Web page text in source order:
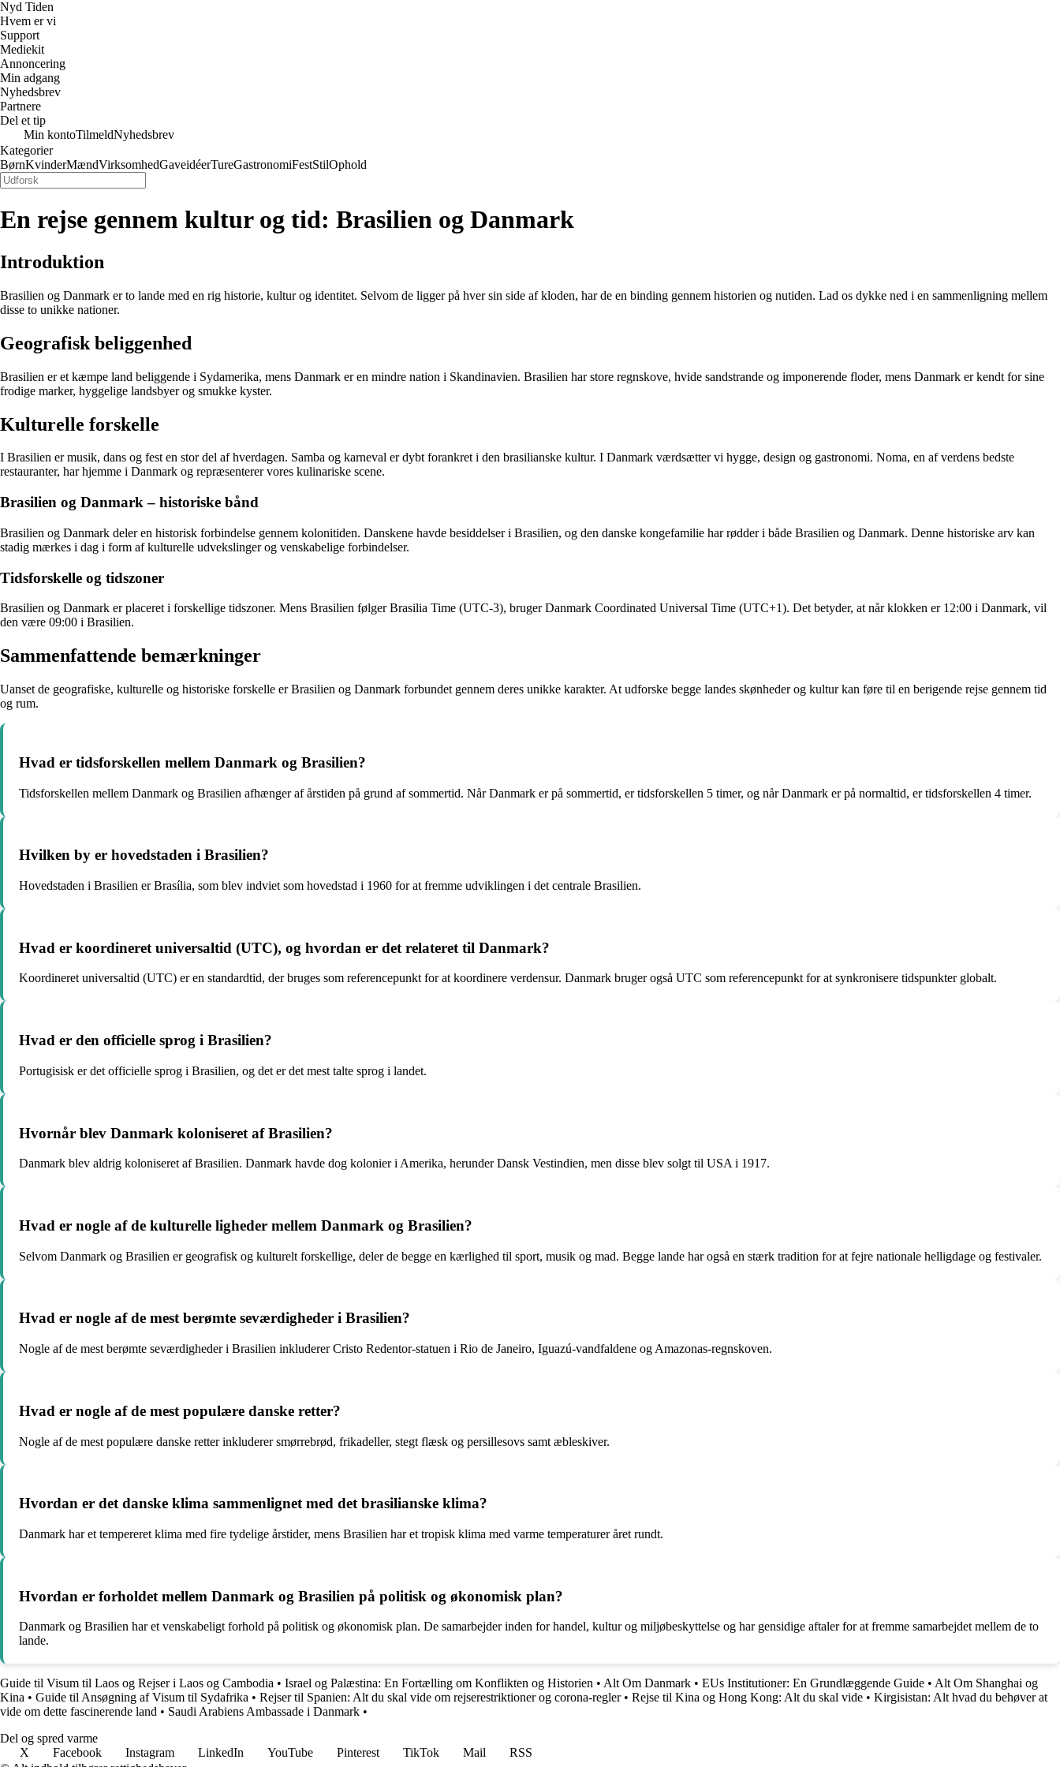
Nyd Tiden
Hvem er vi
Support
Mediekit
Annoncering
Min adgang
Nyhedsbrev
Partnere
Del et tip
Min kontoTilmeldNyhedsbrev
Kategorier
BørnKvinderMændVirksomhedGaveidéerTureGastronomiFestStilOphold
En rejse gennem kultur og tid: Brasilien og Danmark
Introduktion
Brasilien og Danmark er to lande med en rig historie, kultur og identitet. Selvom de ligger på hver sin side af kloden, har de en binding gennem historien og nutiden. Lad os dykke ned i en sammenligning mellem
disse to unikke nationer.
Geografisk beliggenhed
Brasilien er et kæmpe land beliggende i Sydamerika, mens Danmark er en mindre nation i Skandinavien. Brasilien har store regnskove, hvide sandstrande og imponerende floder, mens Danmark er kendt for sine
frodige marker, hyggelige landsbyer og smukke kyster.
Kulturelle forskelle
I Brasilien er musik, dans og fest en stor del af hverdagen. Samba og karneval er dybt forankret i den brasilianske kultur. I Danmark værdsætter vi hygge, design og gastronomi. Noma, en af verdens bedste
restauranter, har hjemme i Danmark og repræsenterer vores kulinariske scene.
Brasilien og Danmark – historiske bånd
Brasilien og Danmark deler en historisk forbindelse gennem kolonitiden. Danskene havde besiddelser i Brasilien, og den danske kongefamilie har rødder i både Brasilien og Danmark. Denne historiske arv kan
stadig mærkes i dag i form af kulturelle udvekslinger og venskabelige forbindelser.
Tidsforskelle og tidszoner
Brasilien og Danmark er placeret i forskellige tidszoner. Mens Brasilien følger Brasilia Time (UTC-3), bruger Danmark Coordinated Universal Time (UTC+1). Det betyder, at når klokken er 12:00 i Danmark, vil
den være 09:00 i Brasilien.
Sammenfattende bemærkninger
Uanset de geografiske, kulturelle og historiske forskelle er Brasilien og Danmark forbundet gennem deres unikke karakter. At udforske begge landes skønheder og kultur kan føre til en berigende rejse gennem tid
og rum.
Hvad er tidsforskellen mellem Danmark og Brasilien?
Tidsforskellen mellem Danmark og Brasilien afhænger af årstiden på grund af sommertid. Når Danmark er på sommertid, er tidsforskellen 5 timer, og når Danmark er på normaltid, er tidsforskellen 4 timer.
Hvilken by er hovedstaden i Brasilien?
Hovedstaden i Brasilien er Brasília, som blev indviet som hovedstad i 1960 for at fremme udviklingen i det centrale Brasilien.
Hvad er koordineret universaltid (UTC), og hvordan er det relateret til Danmark?
Koordineret universaltid (UTC) er en standardtid, der bruges som referencepunkt for at koordinere verdensur. Danmark bruger også UTC som referencepunkt for at synkronisere tidspunkter globalt.
Hvad er den officielle sprog i Brasilien?
Portugisisk er det officielle sprog i Brasilien, og det er det mest talte sprog i landet.
Hvornår blev Danmark koloniseret af Brasilien?
Danmark blev aldrig koloniseret af Brasilien. Danmark havde dog kolonier i Amerika, herunder Dansk Vestindien, men disse blev solgt til USA i 1917.
Hvad er nogle af de kulturelle ligheder mellem Danmark og Brasilien?
Selvom Danmark og Brasilien er geografisk og kulturelt forskellige, deler de begge en kærlighed til sport, musik og mad. Begge lande har også en stærk tradition for at fejre nationale helligdage og festivaler.
Hvad er nogle af de mest berømte seværdigheder i Brasilien?
Nogle af de mest berømte seværdigheder i Brasilien inkluderer Cristo Redentor-statuen i Rio de Janeiro, Iguazú-vandfaldene og Amazonas-regnskoven.
Hvad er nogle af de mest populære danske retter?
Nogle af de mest populære danske retter inkluderer smørrebrød, frikadeller, stegt flæsk og persillesovs samt æbleskiver.
Hvordan er det danske klima sammenlignet med det brasilianske klima?
Danmark har et tempereret klima med fire tydelige årstider, mens Brasilien har et tropisk klima med varme temperaturer året rundt.
Hvordan er forholdet mellem Danmark og Brasilien på politisk og økonomisk plan?
Danmark og Brasilien har et venskabeligt forhold på politisk og økonomisk plan. De samarbejder inden for handel, kultur og miljøbeskyttelse og har gensidige aftaler for at fremme samarbejdet mellem de to
lande.
Guide til Visum til Laos og Rejser i Laos og Cambodia • Israel og Palæstina: En Fortælling om Konflikten og Historien • Alt Om Danmark • EUs Institutioner: En Grundlæggende Guide • Alt Om Shanghai og
Kina • Guide til Ansøgning af Visum til Sydafrika • Rejser til Spanien: Alt du skal vide om rejserestriktioner og corona-regler• Rejse til Kina og Hong Kong: Alt du skal vide • Kirgisistan: Alt hvad du behøver at
vide om dette fascinerende land • Saudi Arabiens Ambassade i Danmark •
Del og spred varme
X
Facebook Instagram LinkedIn YouTube Pinterest TikTok Mail
RSS